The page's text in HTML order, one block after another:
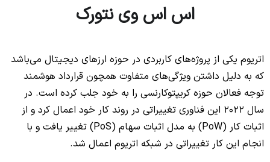
اس اس وی نتورک
اتریوم یکی از پروژه‌های کاربردی در حوزه ارزهای دیجیتال می‌باشد
که به دلیل داشتن ویژگی‌های متفاوت همچون قرارداد هوشمند
توجه فعالان حوزه کریپتوکارنسی را به خود جلب کرده است. در
سال 2022 این فناوری تغییراتی در روند کار خود اعمال کرد و از
اثبات کار (PoW) به مدل اثبات سهام (PoS) تغییر یافت و با
انجام این کار تغییراتی در شبکه اتریوم اعمال شد.